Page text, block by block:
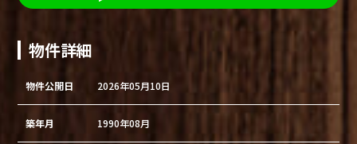
物件詳細
物件公開日 2026年05月10日
築年月 1990年08月